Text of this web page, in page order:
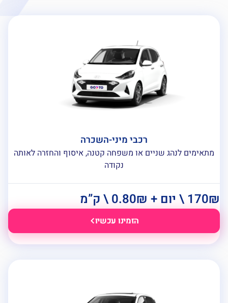
רכבי מיני-השכרה
מתאימים לנהג שניים או משפחה קטנה, איסוף והחזרה לאותה
נקודה
יום + 0.80₪ \ ק”מ
הזמינו עכשיו